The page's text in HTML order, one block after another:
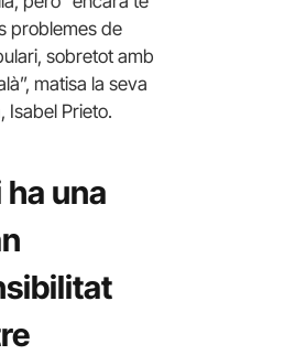
problemes de
sobretot amb
matisa la seva
Isabel Prieto.
ha una